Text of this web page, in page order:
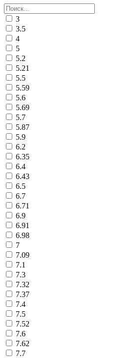
3
3.5
4
5
5.2
5.21
5.5
5.59
5.6
5.69
5.7
5.87
5.9
6.2
6.35
6.4
6.43
6.5
6.7
6.71
6.9
6.91
6.98
7
7.09
7.1
7.3
7.32
7.37
7.4
7.5
7.52
7.6
7.62
7.7